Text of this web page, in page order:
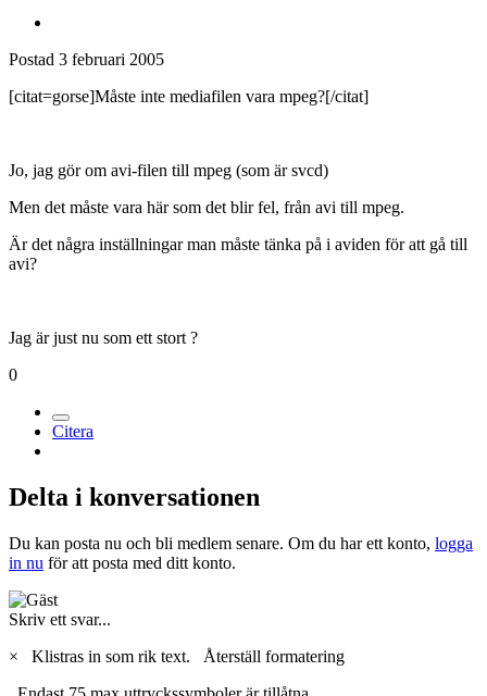
Postad 3 februari 2005
[citat=gorse]Måste inte mediafilen vara mpeg?[/citat]
Jo, jag gör om avi-filen till mpeg (som är svcd)
Men det måste vara här som det blir fel, från avi till mpeg.
Är det några inställningar man måste tänka på i aviden för att gå till
avi?
Jag är just nu som ett stort ?
0
Citera
Delta i konversationen
Du kan posta nu och bli medlem senare. Om du har ett konto, logga
in nu för att posta med ditt konto.
Skriv ett svar...
×
Klistras in som rik text. Återställ formatering